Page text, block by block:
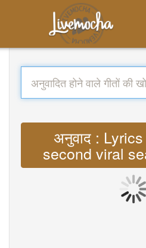
अनुवाद :
second viral